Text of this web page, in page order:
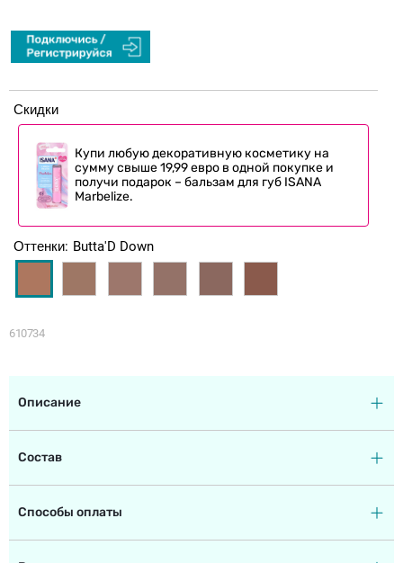
610734
Оттенки Butta'D Down
Скидки
Купи любую декоративную косметику на
сумму свыше 19,99 евро в одной покупке и
получи подарок – бальзам для губ ISANA
Marbelize.
Описание
Состав
Способы оплаты